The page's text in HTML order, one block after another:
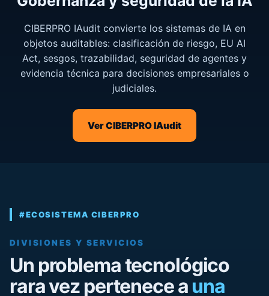
CIBERPRO IAudit convierte los sistemas de IA en
objetos auditables: clasificación de riesgo, EU AI
Act, sesgos, trazabilidad, seguridad de agentes y
evidencia técnica para decisiones empresariales o
judiciales.
Ver CIBERPRO IAudit
#ECOSISTEMA CIBERPRO
DIVISIONES Y SERVICIOS
Un problema tecnológico
rara vez pertenece a una